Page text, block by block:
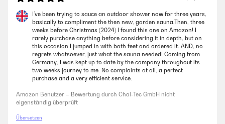
Amazon Benutzer – Bewertung durch Chal-Tec GmbH nicht
eigenständig überprüft
02/05/2023
Die Dusche wurde sehr schnell geliefert und war sehr gut verpackt!Das
Materiel fühlt sich stabil und sehr wertig an. Der Aufbau war relativ
schnell.Die Dusche lässt sich sehr flexibel dort aufstellen wo er
individuell mit einem kleinen Regler an der Seite einstellen kann.Die
Holzoptik der Bodenplatte gefällt mir richtig gut und machte mir meine
wo ich mir unkompliziert dazwischen eine Abkühlung verschaffen
I’ve been trying to sauce an outdoor shower now for three years,
basically to compliment the then new, garden sauna.Then, three
weeks before Christmas (2024) I found this one on Amazon! I
rarely purchase anything before considering it in depth, but on
this occasion I jumped in with both feet and ordered it. AND, no
regrets whatsoever, just what the sauna needed! Coming from
Germany, I was kept up to date by the company throughout its
two weeks journey to me. No complaints at all, a perfect
purchase and a very efficient service.
Amazon Benutzer – Bewertung durch Chal-Tec GmbH nicht
eigenständig überprüft
Übersetzen